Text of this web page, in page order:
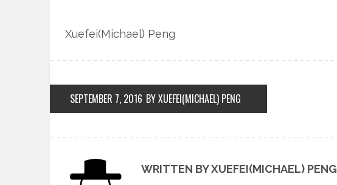
Xuefei(Michael) Peng
SEPTEMBER 7, 2016 BY XUEFEI(MICHAEL) PENG
WRITTEN BY XUEFEI(MICHAEL) PENG